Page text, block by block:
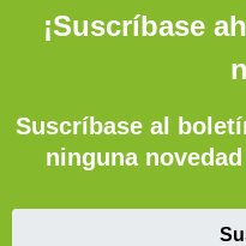
¡Suscríbase
Suscríbase al
ninguna